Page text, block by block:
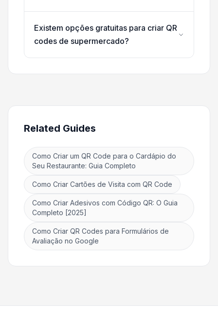
Existem opções gratuitas para criar QR
codes de supermercado?
Related Guides
Como Criar um QR Code para o Cardápio do
Seu Restaurante: Guia Completo
Como Criar Cartões de Visita com QR Code
Como Criar Adesivos com Código QR: O Guia
Completo [2025]
Como Criar QR Codes para Formulários de
Avaliação no Google